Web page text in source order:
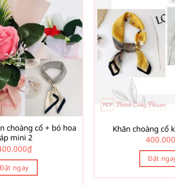
choàng cổ + bó hoa
mini 2
₫
Đặt ngay
Khăn choàng cổ
400.000
Đặt